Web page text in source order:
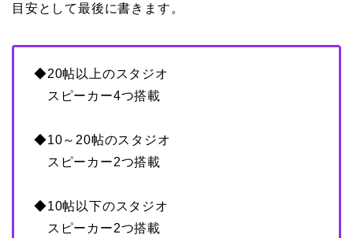
目安として最後に書きます。
◆20帖以上のスタジオ
スピーカー4つ搭載
◆10～20帖のスタジオ
スピーカー2つ搭載
◆10帖以下のスタジオ
スピーカー2つ搭載